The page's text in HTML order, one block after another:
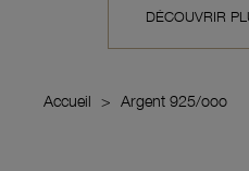
DÉCOUVRIR
Accueil Argent 925/ooo